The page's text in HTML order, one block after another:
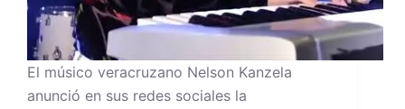
El músico veracruzano Nelson Kanzela
anunció en sus redes sociales la